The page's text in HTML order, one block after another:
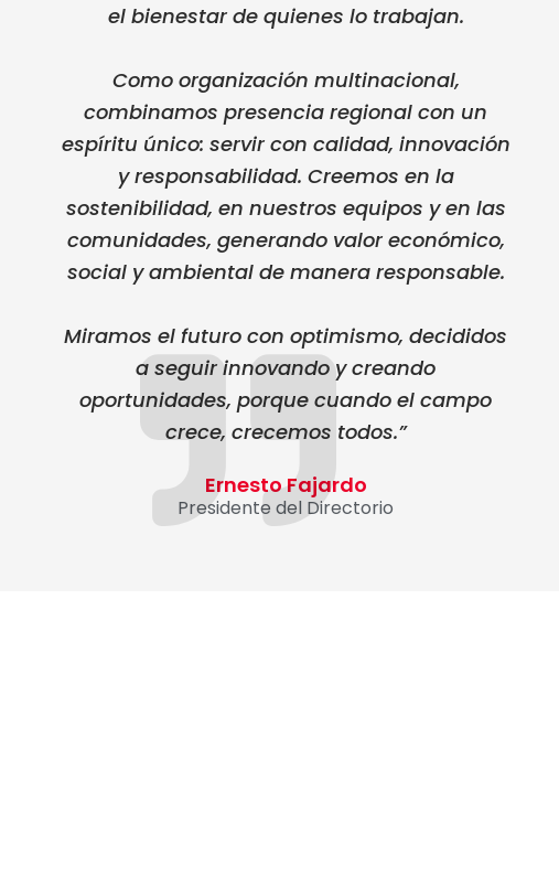
el bienestar de quienes lo trabajan.
Como organización multinacional,
combinamos presencia regional con un
espíritu único: servir con calidad, innovación
y responsabilidad. Creemos en la
sostenibilidad, en nuestros equipos y en las
comunidades, generando valor económico,
social y ambiental de manera responsable.
Miramos el futuro con optimismo, decididos
a seguir innovando y creando
oportunidades, porque cuando el campo
crece, crecemos todos.”
Ernesto Fajardo
Presidente del Directorio